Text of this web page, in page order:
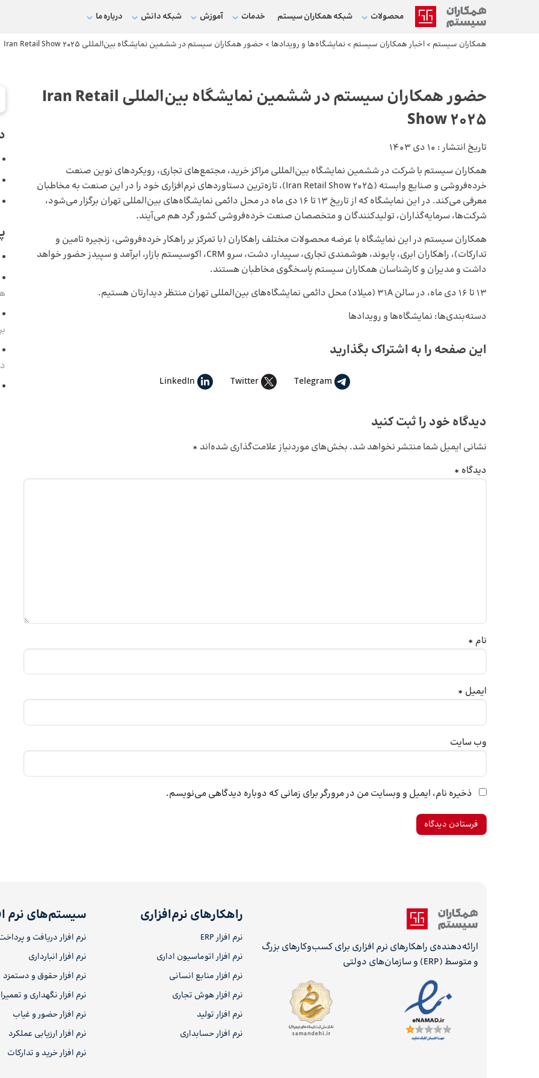
محصولات شبکه‌ همکاران سیستم خدمات آموزش شبکه دانش درباره ما
همکاران سیستم > اخبار همکاران سیستم > نمایشگاه‌ها و رویدادها > حضور همکاران سیستم در ششمین نمایشگاه بین‌المللی Iran Retail Show 2025
حضور همکاران سیستم در ششمین نمایشگاه بین‌المللی Iran Retail
Show 2025
تاریخ انتشار : 10 دی 1403
همکاران سیستم با شرکت در ششمین نمایشگاه بین‌المللی مراکز خرید، مجتمع‌های تجاری، رویکردهای نوین صنعت
خرده‌فروشی و صنایع وابسته (Iran Retail Show 2025)، تازه‌ترین دستاوردهای نرم‌افزاری خود را در این صنعت به مخاطبان
معرفی می‌کند. در این نمایشگاه که از تاریخ 13 تا 16 دی ماه در محل دائمی نمایشگاه‌های بین‌المللی تهران برگزار می‌شود،
شرکت‌ها، سرمایه‌گذاران، تولیدکنندگان و متخصصان صنعت خرده‌فروشی کشور گرد هم می‌آیند.
همکاران سیستم در این نمایشگاه با عرضه محصولات مختلف راهکاران (با تمرکز بر راهکار خرده‌فروشی، زنجیره تامین و
تدارکات)، راهکاران ابری، پایوند، هوشمندی تجاری، سپیدار، دشت، سرو CRM، اکوسیستم بازار، ابرآمد و سپیدز حضور خواهد
داشت و مدیران و کارشناسان همکاران سیستم پاسخگوی مخاطبان هستند.
13 تا 16 دی ماه، در سالن 31A (میلاد) محل دائمی نمایشگاه‌های بین‌المللی تهران منتظر دیدارتان هستیم.
دسته‌بندی‌ها: نمایشگاه‌ها و رویدادها
این صفحه را به اشتراک بگذارید
Telegram
Twitter
LinkedIn
دیدگاه خود را ثبت کنید
نشانی ایمیل شما منتشر نخواهد شد. بخش‌های موردنیاز علامت‌گذاری شده‌اند *
دیدگاه *
نام *
ایمیل *
وب‌ سایت
ذخیره نام، ایمیل و وبسایت من در مرورگر برای زمانی که دوباره دیدگاهی می‌نویسم.
ارائه‌دهنده‌ی راهکارهای نرم افزاری برای کسب‌وکارهای بزرگ
و متوسط (ERP) و سازمان‌های دولتی
راهکارهای نرم‌افزاری
نرم افزار ERP
نرم افزار اتوماسیون اداری
نرم افزار منابع انسانی
نرم افزار هوش تجاری
نرم افزار تولید
نرم افزار حسابداری
سیستم‌های نرم
نرم افزار دریافت و
نرم افزار انبارداری
نرم افزار حقوق و دستمزد
نرم افزار نگهداری و
نرم افزار حضور و غیاب
نرم افزار ارزیابی عملکرد
نرم افزار خرید و تدارکات